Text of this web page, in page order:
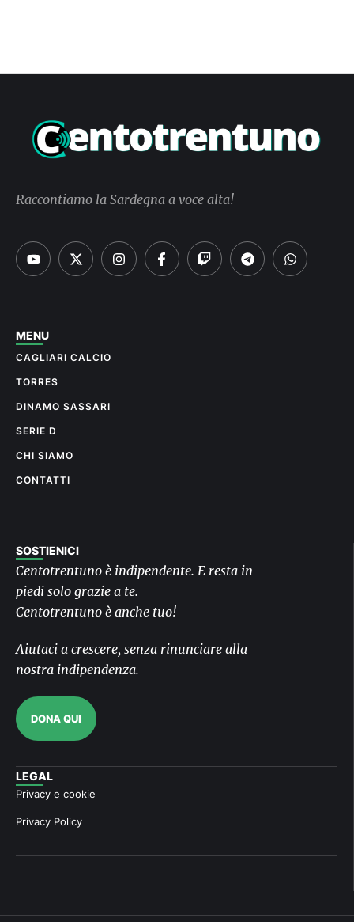
Raccontiamo la Sardegna a voce alta!
MENU
CAGLIARI CALCIO
TORRES
DINAMO SASSARI
SERIE D
CHI SIAMO
CONTATTI
SOSTIENICI
Centotrentuno è indipendente. E resta in
piedi solo grazie a te.
Centotrentuno è anche tuo!
Aiutaci a crescere, senza rinunciare alla
nostra indipendenza.
DONA QUI
LEGAL
Privacy e cookie
Privacy Policy